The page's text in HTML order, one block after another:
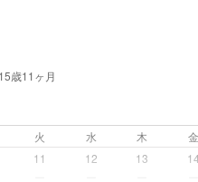
ート
後児、ともに不可
歳11ヶ月
火 水 木
11 12 13